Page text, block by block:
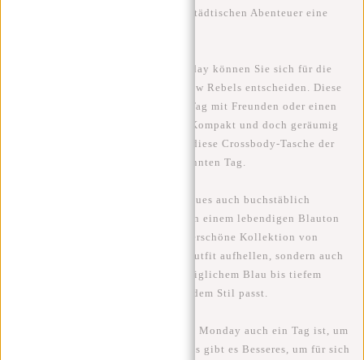
modernen Design fügen Sie Ihrem städtischen Abenteuer eine
Für einen entspannteren Blue Monday können Sie sich für die
von New Rebels entscheiden. Diese
Tasche eignet sich ideal für einen Tag mit Freunden oder einen
entspannten Spaziergang im Park. Kompakt und doch geräumig
genug für alle Ihre Bedürfnisse ist diese Crossbody-Tasche der
perfekte Begleiter für einen entspannten Tag.
Lassen Sie uns die Blue Monday Blues auch buchstäblich
vertreiben, indem Sie eine Tasche in einem lebendigen Blauton
wählen. New Rebels hat eine wunderschöne Kollektion von
blauen Taschen, die nicht nur Ihr Outfit aufhellen, sondern auch
Ihre Stimmung verbessern. Von königlichem Blau bis tiefem
Marine gibt es einen Ton, der zu jedem Stil passt.
Aber vergessen wir nicht, dass Blue Monday auch ein Tag ist, um
Selbstfürsorge zu umarmen. Und was gibt es Besseres, um für sich